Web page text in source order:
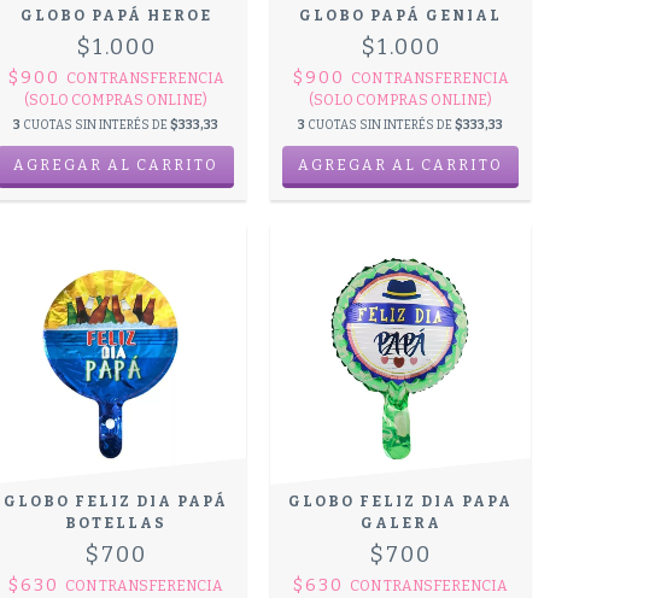
GLOBO PAPÁ HEROE
$1.000
$900 CONTRANSFERENCIA
(SOLO COMPRAS ONLINE)
3 CUOTAS SIN INTERÉS DE$333,33
GLOBO PAPÁ GENIAL
$1.000
$900 CONTRANSFERENCIA
(SOLO COMPRAS ONLINE)
3 CUOTAS SIN INTERÉS DE$333,33
GLOBO FELIZ DIA PAPÁ
BOTELLAS
$700
$630 CONTRANSFERENCIA
GLOBO FELIZ DIA PAPA
GALERA
$700
$630 CONTRANSFERENCIA